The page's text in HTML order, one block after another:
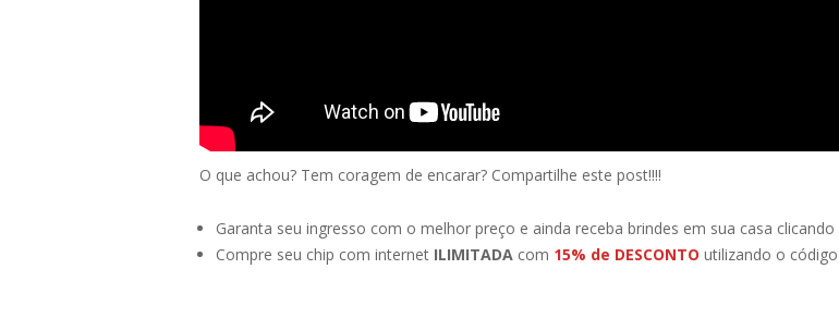
O que achou? Tem coragem de encarar? Compartilhe este post!!!!
Garanta seu ingresso com o melhor preço e ainda receba brindes em sua casa clicando
Compre seu chip com internet ILIMITADA com 15% de DESCONTO utilizando o código